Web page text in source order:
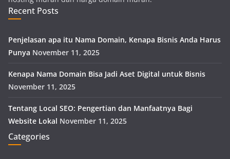
Recent Posts
Penjelasan apa itu Nama Domain, Kenapa Bisnis Anda Harus
Punya November 11, 2025
Kenapa Nama Domain Bisa Jadi Aset Digital untuk Bisnis
November 11, 2025
Tentang Local SEO: Pengertian dan Manfaatnya Bagi
Website Lokal November 11, 2025
Categories